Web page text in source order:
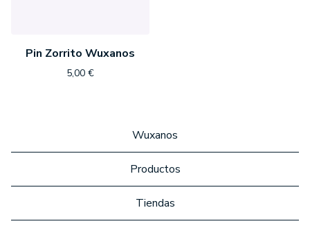
Pin Zorrito Wuxanos
5,00 €
Wuxanos
Productos
Tiendas